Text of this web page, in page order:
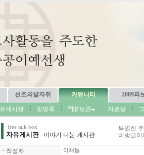
선조의발자취 커뮤니티 2009파
게시판 방명록 門財보존 자료실
free talk box
자유게시판이야기 나눔 게시판
특별한
비방글
ㆍ 작성자 이채능